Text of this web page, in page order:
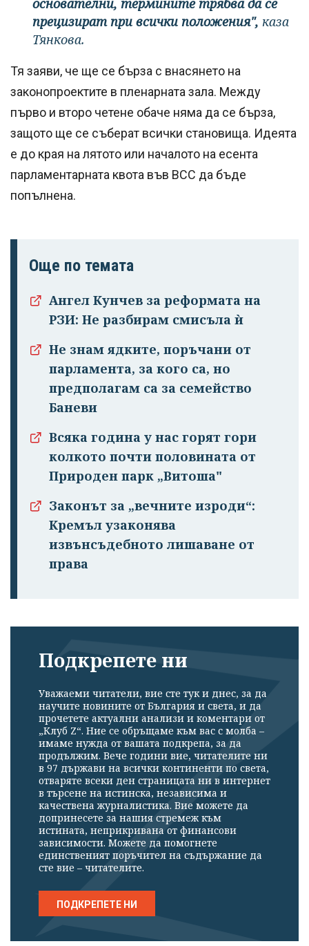
прецизират при всички положения", каза
Тянкова.
Тя заяви, че ще се бърза с внасянето на
законопроектите в пленарната зала. Между
първо и второ четене обаче няма да се бърза,
защото ще се съберат всички становища. Идеята
е до края на лятото или началото на есента
парламентарната квота във ВСС да бъде
попълнена.
Още по темата
Ангел Кунчев за реформата на
РЗИ: Не разбирам смисъла ѝ
Не знам ядките, поръчани от
парламента, за кого са, но
предполагам са за семейство
Баневи
Всяка година у нас горят гори
колкото почти половината от
Природен парк „Витоша"
Законът за „вечните изроди“:
Кремъл узаконява
извънсъдебното лишаване от
права
Подкрепете ни
Уважаеми читатели, вие сте тук и днес, за да
научите новините от България и света, и да
прочетете актуални анализи и коментари от
„Клуб Z“. Ние се обръщаме към вас с молба –
имаме нужда от вашата подкрепа, за да
продължим. Вече години вие, читателите ни
в 97 държави на всички континенти по света,
отваряте всеки ден страницата ни в интернет
в търсене на истинска, независима и
качествена журналистика. Вие можете да
допринесете за нашия стремеж към
истината, неприкривана от финансови
зависимости. Можете да помогнете
единственият поръчител на съдържание да
сте вие – читателите.
ПОДКРЕПЕТЕ НИ